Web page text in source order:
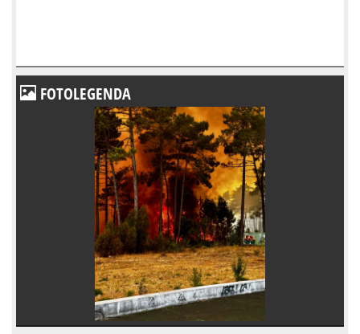
FOTOLEGENDA